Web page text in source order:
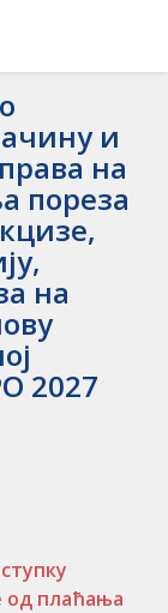
и
на
пореза
на
2027
од плаћања